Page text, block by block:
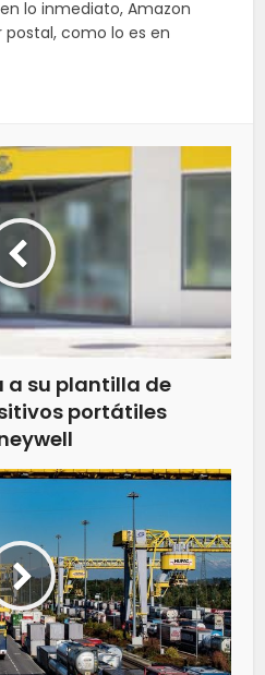
lo inmediato, Amazon
postal, como lo es en
a su plantilla de
portátiles